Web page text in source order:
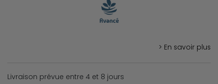
> En savoir plus
Livraison prévue entre 4 et 8 jours